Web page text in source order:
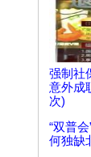
强制社
意外成
次)
“双普
何独缺